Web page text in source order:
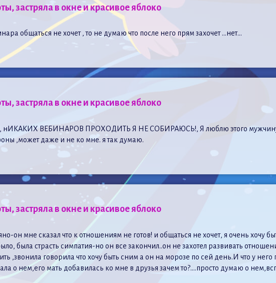
застряла в окне и красивое яблоко
общаться не хочет , то не думаю что после него прям захочет …нет…
застряла в окне и красивое яблоко
нИКАКИХ ВЕБИНАРОВ ПРОХОДИТЬ Я НЕ СОБИРАЮСЬ!, Я люблю этого
,может даже и не ко мне. я так думаю.
застряла в окне и красивое яблоко
он мне сказал что к отношениям не готов! и общаться не хочет, я очень хочу
была страсть симпатия-но он все закончил..он не захотел развивать
,звонила говорила что хочу быть сним а он на морозе по сей день.И что у
о нем,его мать добавилась ко мне в друзья зачем то?….просто думаю о